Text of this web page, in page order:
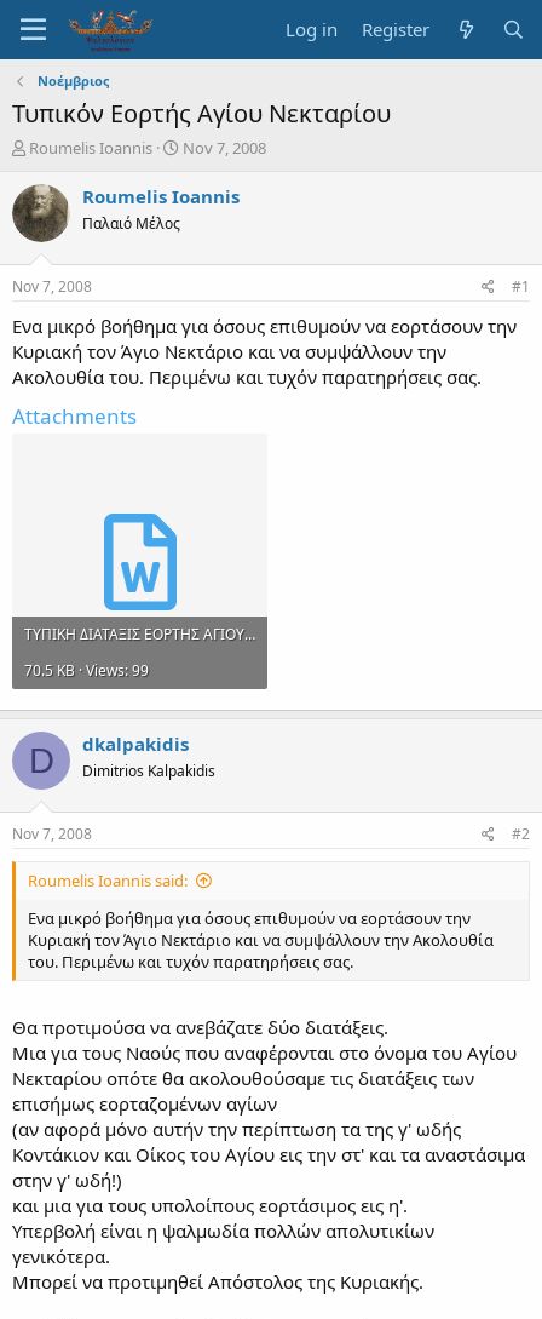
Log in Register
Νοέμβριος
Τυπικόν Εορτής Αγίου Νεκταρίου
T
r
e
a
t
a
t
e
r
Roumelis Ioannis
S
a
e
Nov 7, 2008
Roumelis Ioannis
Παλαιό Μέλος
Nov 7, 2008 #1
Ενα μικρό βοήθημα για όσους επιθυμούν να εορτάσουν την
Κυριακή τον Άγιο Νεκτάριο και να συμψάλλουν την
Ακολουθία του. Περιμένω και τυχόν παρατηρήσεις σας.
Attachments
ΤΥΠΙΚΗ ΔΙΑΤΑΞΙΣ ΕΟΡΤΗΣ ΑΓΙΟΥ ΝΕΚΤΑΡΙΟΥ.doc
70.5 KB · Views: 99
D dkalpakidis
Dimitrios Kalpakidis
Nov 7, 2008 #2
Roumelis Ioannis said:
Ενα μικρό βοήθημα για όσους επιθυμούν να εορτάσουν την
Κυριακή τον Άγιο Νεκτάριο και να συμψάλλουν την Ακολουθία
του. Περιμένω και τυχόν παρατηρήσεις σας.
Θα προτιμούσα να ανεβάζατε δύο διατάξεις.
Μια για τους Ναούς που αναφέρονται στο όνομα του Αγίου
Νεκταρίου οπότε θα ακολουθούσαμε τις διατάξεις των
επισήμως εορταζομένων αγίων
(αν αφορά μόνο αυτήν την περίπτωση τα της γ' ωδής
Κοντάκιον και Οίκος του Αγίου εις την στ' και τα αναστάσιμα
στην γ' ωδή!)
και μια για τους υπολοίπους εορτάσιμος εις η'.
Υπερβολή είναι η ψαλμωδία πολλών απολυτικίων
γενικότερα.
Μπορεί να προτιμηθεί Απόστολος της Κυριακής.